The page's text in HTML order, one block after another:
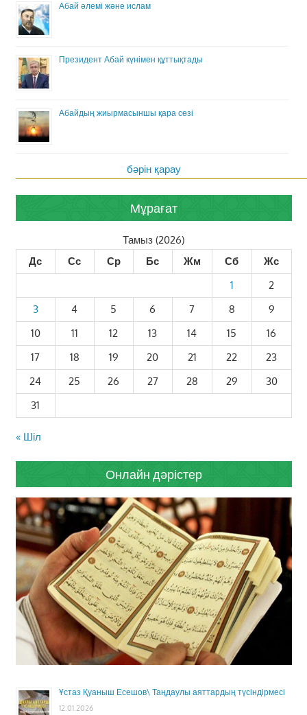
Абай әлемі және ислам
Президент Абай күнімен құттықтады
Абайдың жиырмасыншы қара сөзі
бәрін қарау
Мұрағат
Тамыз (2026)
Дс
Сс Ср Бс Жм Сб
Жс
1
2
3
4 5 6 7 8
9
10
11 12 13 14 15
16
17
18 19 20 21 22
23
24
25 26 27 28 29
30
31
« Шіл
Онлайн дәрістер
Ұстаз Қуаныш Есешов\ Таңдаулы аяттардың түсіндірмесі
12.01.2026